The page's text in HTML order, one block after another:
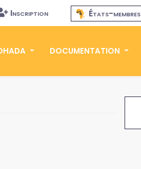
Inscription États-membres
DOCUMENTATION